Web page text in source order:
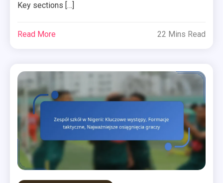
Key sections […]
Read More 22 Mins Read